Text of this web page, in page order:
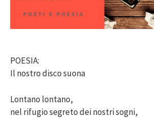
POESIA:
Il nostro disco suona
Lontano lontano,
nel rifugio segreto dei nostri sogni,